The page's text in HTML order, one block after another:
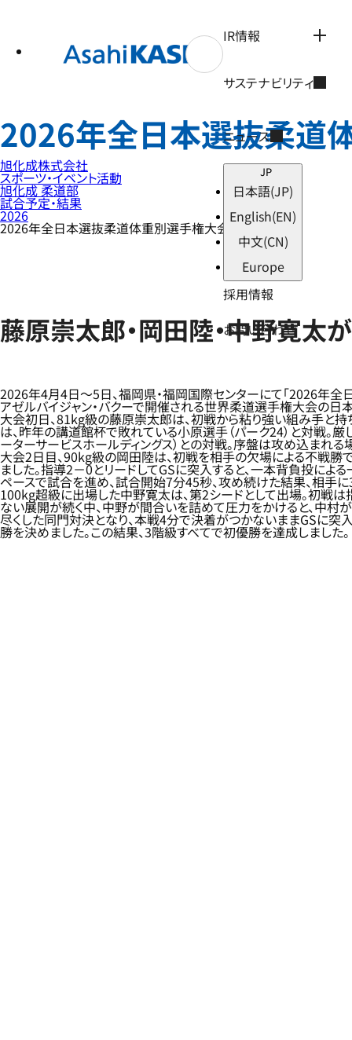
IR情報
サステナビリティ
ニュース
JP
日本語(JP)
English(EN)
中文(CN)
Europe
採用情報
お問い合わせ
2026年全日本選抜柔道
旭化成株式会社
スポーツ・イベント活動
旭化成 柔道部
試合予定・結果
2026
2026年全日本選抜柔道体重別選手権大会
藤原崇太郎・岡田陸・中野寛太
2026年4月4日～5日、福岡県・福岡国際センターにて「2026年
アゼルバイジャン・バクーで開催される世界柔道選手権大会の
大会初日、81kg級の藤原崇太郎は、初戦から粘り強い組み手と持
は、昨年の講道館杯で敗れている小原選手（パーク24）と対戦。
ーターサービスホールディングス）との対戦。序盤は攻め込まれ
大会2日目、90kg級の岡田陸は、初戦を相手の欠場による不戦勝
ました。指導2－0とリードしてGSに突入すると、一本背負投に
ペースで試合を進め、試合開始7分45秒、攻め続けた結果、相手に
100kg超級に出場した中野寛太は、第2シードとして出場。初戦
ない展開が続く中、中野が間合いを詰めて圧力をかけると、中村
尽くした同門対決となり、本戦4分で決着がつかないままGSに突
勝を決めました。この結果、3階級すべてで初優勝を達成しました。